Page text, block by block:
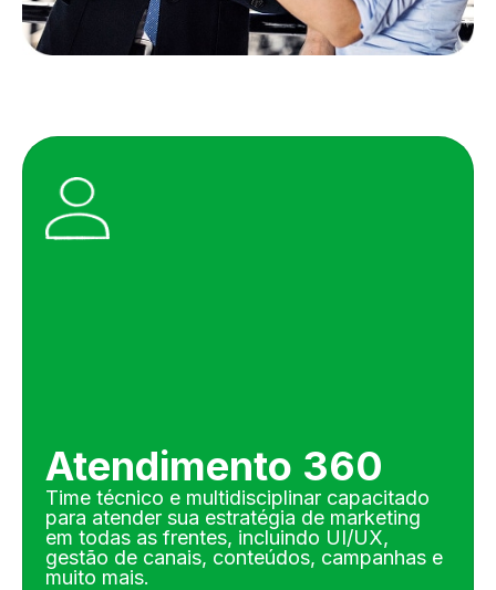
Atendimento 360
Time técnico e multidisciplinar capacitado
para atender sua estratégia de marketing
em todas as frentes, incluindo UI/UX,
gestão de canais, conteúdos, campanhas e
muito mais.